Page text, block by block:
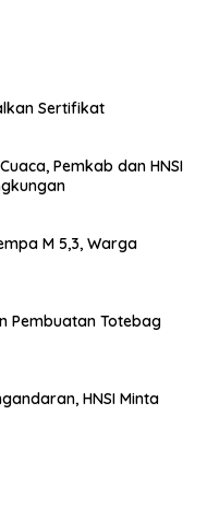
Sertifikat
Pemkab dan HNSI
M 5,3, Warga
Pembuatan Totebag
HNSI Minta